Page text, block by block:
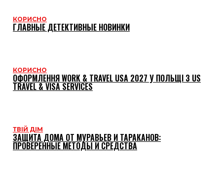
КОРИСНО
ГЛАВНЫЕ ДЕТЕКТИВНЫЕ НОВИНКИ
КОРИСНО
ОФОРМЛЕННЯ WORK & TRAVEL USA 2027 У ПОЛЬЩІ З US
TRAVEL & VISA SERVICES
ТВІЙ ДІМ
ЗАЩИТА ДОМА ОТ МУРАВЬЕВ И ТАРАКАНОВ:
ПРОВЕРЕННЫЕ МЕТОДЫ И СРЕДСТВА